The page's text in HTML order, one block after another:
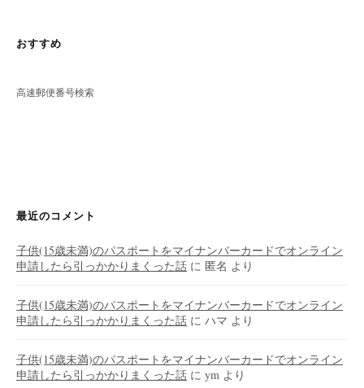
おすすめ
高速郵便番号検索
最近のコメント
子供(15歳未満)のパスポートをマイナンバーカードでオンライン
申請したら引っかかりまくった話 に 匿名 より
子供(15歳未満)のパスポートをマイナンバーカードでオンライン
申請したら引っかかりまくった話 に ハマ より
子供(15歳未満)のパスポートをマイナンバーカードでオンライン
申請したら引っかかりまくった話 に ym より